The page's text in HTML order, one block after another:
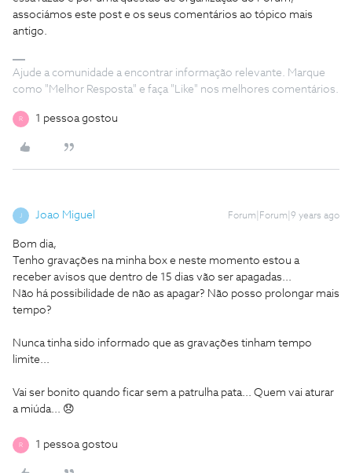
associámos este post e os seus comentários ao tópico mais
antigo.
Ajude a comunidade a encontrar informação relevante. Marque
como "Melhor Resposta" e faça "Like" nos melhores comentários.
R 1 pessoa gostou
Joao Miguel Forum|Forum|9 years ago
Bom dia,
Tenho gravações na minha box e neste momento estou a
receber avisos que dentro de 15 dias vão ser apagadas...
Não há possibilidade de não as apagar? Não posso prolongar mais
tempo?
Nunca tinha sido informado que as gravações tinham tempo
limite...
Vai ser bonito quando ficar sem a patrulha pata... Quem vai aturar
a miúda... 😞
R 1 pessoa gostou